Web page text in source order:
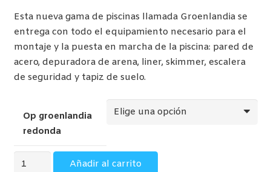
Esta nueva gama de piscinas llamada Groenlandia se
entrega con todo el equipamiento necesario para el
montaje y la puesta en marcha de la piscina: pared de
acero, depuradora de arena, liner, skimmer, escalera
de seguridad y tapiz de suelo.
Op groenlandia
redonda
Groenlandia
Añadir al carrito